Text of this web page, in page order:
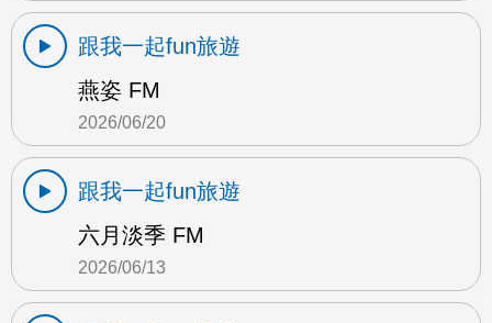
跟我一起fun旅遊
燕姿 FM
2026/06/20
跟我一起fun旅遊
六月淡季 FM
2026/06/13